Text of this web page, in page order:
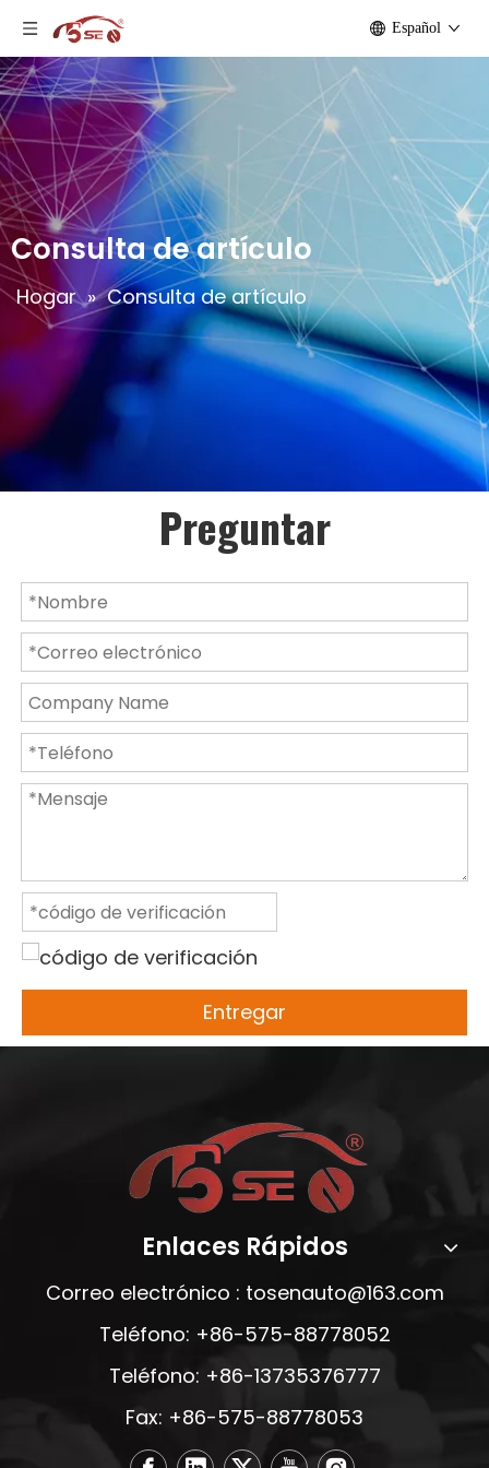
Español
Consulta de artículo
Hogar » Consulta de artículo
Preguntar
Entregar
Enlaces Rápidos
Correo electrónico : tosenauto@163.com
Teléfono: +86-575-88778052
Teléfono: +86-13735376777
Fax: +86-575-88778053